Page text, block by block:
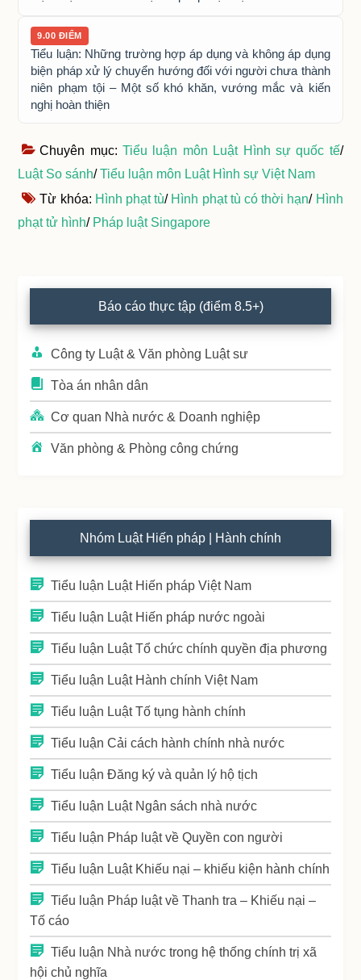
9.00 ĐIỂM
Tiểu luận: Những trường hợp áp dụng và không áp dụng
biện pháp xử lý chuyển hướng đối với người chưa thành
niên phạm tội – Một số khó khăn, vướng mắc và kiến
nghị hoàn thiện
Chuyên mục:Tiểu luận môn Luật Hình sự quốc tế/
Luật So sánh/Tiểu luận môn Luật Hình sự Việt Nam
Từ khóa: Hình phạt tù/ Hình phạt tù có thời hạn/ Hình
phạt tử hình/ Pháp luật Singapore
Primary
Sidebar
Báo cáo thực tập (điểm 8.5+)
Công ty Luật & Văn phòng Luật sư
Tòa án nhân dân
Cơ quan Nhà nước & Doanh nghiệp
Văn phòng & Phòng công chứng
Nhóm Luật Hiến pháp | Hành chính
Tiểu luận Luật Hiến pháp Việt Nam
Tiểu luận Luật Hiến pháp nước ngoài
Tiểu luận Luật Tổ chức chính quyền địa phương
Tiểu luận Luật Hành chính Việt Nam
Tiểu luận Luật Tố tụng hành chính
Tiểu luận Cải cách hành chính nhà nước
Tiểu luận Đăng ký và quản lý hộ tịch
Tiểu luận Luật Ngân sách nhà nước
Tiểu luận Pháp luật về Quyền con người
Tiểu luận Luật Khiếu nại – khiếu kiện hành chính
Tiểu luận Pháp luật về Thanh tra – Khiếu nại –
Tố cáo
Tiểu luận Nhà nước trong hệ thống chính trị xã
hội chủ nghĩa